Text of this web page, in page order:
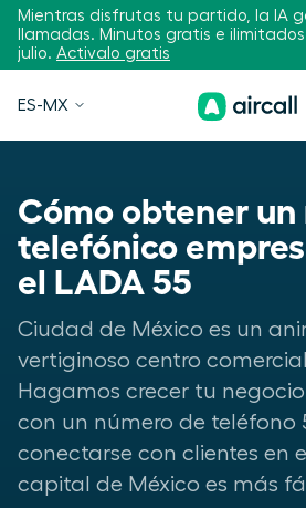
Mientras disfrutas tu partido, la IA
llamadas. Minutos gratis e
julio. Activalo gratis
ES-MX
Cómo obtener un
telefónico
el LADA 55
Ciudad de México es un
vertiginoso centro
Hagamos crecer tu
con un número de teléfono
conectarse con clientes en
capital de México es más